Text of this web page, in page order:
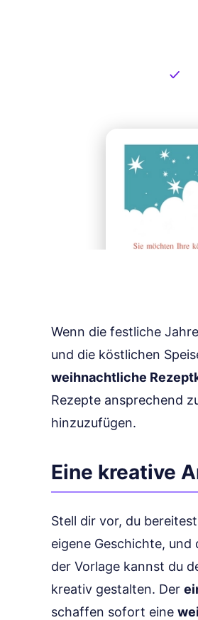
Wenn die festliche
und die köstlichen
weihnachtliche
Rezepte ansprechend
hinzuzufügen.
Eine kreative
Stell dir vor, du
eigene Geschichte,
der Vorlage kannst du
kreativ gestalten. Der
schaffen sofort eine